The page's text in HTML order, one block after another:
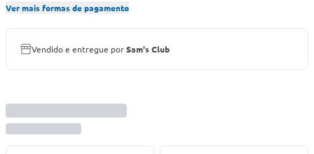
Ver mais formas de pagamento
Vendido e entregue porSam's Club